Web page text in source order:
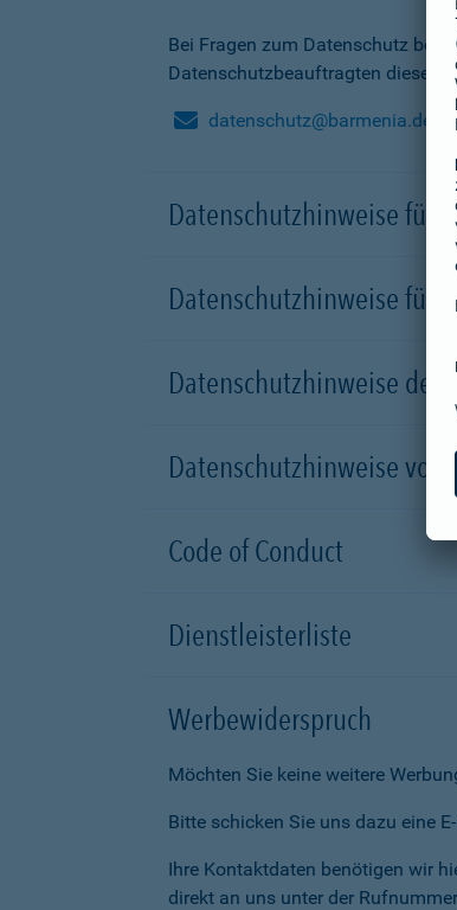
Bei Fragen zum Datenschutz bei
Datenschutzbeauftragten dieser
datenschutz@barmenia.de
Datenschutzhinweise für
Datenschutzhinweise für
Datenschutzhinweise der
Datenschutzhinweise
Code of Conduct
Dienstleisterliste
Werbewiderspruch
Möchten Sie keine weitere
Bitte schicken Sie uns dazu eine
Ihre Kontaktdaten benötigen wir
direkt an uns unter der Rufnummer